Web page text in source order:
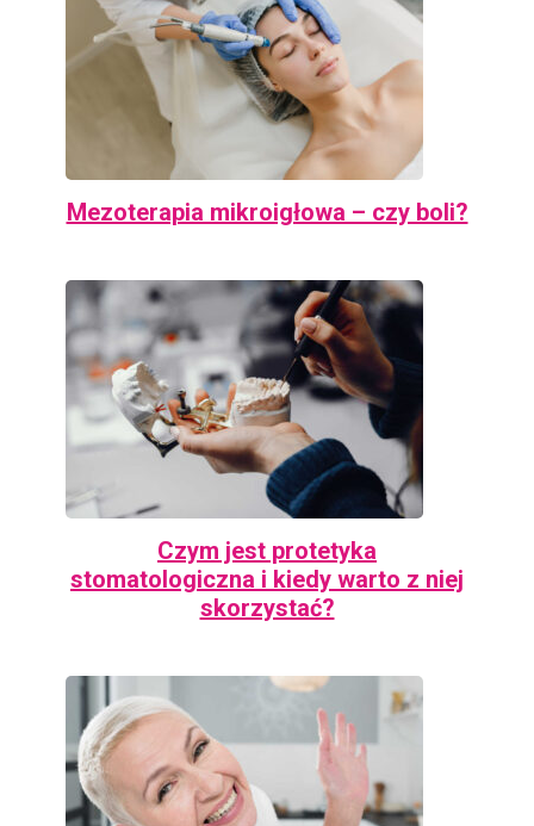
Mezoterapia mikroigłowa – czy boli?
Czym jest protetyka
stomatologiczna i kiedy warto z niej
skorzystać?